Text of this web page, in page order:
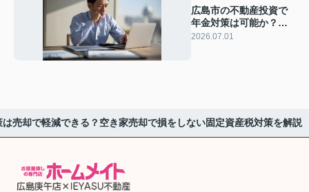
広島市の不動産投資で
年金対策は可能か？老
後資金をシミュレーシ
2026.07.01
売却で軽減できる？空き家売却で損をしない固定資産税対策を解説